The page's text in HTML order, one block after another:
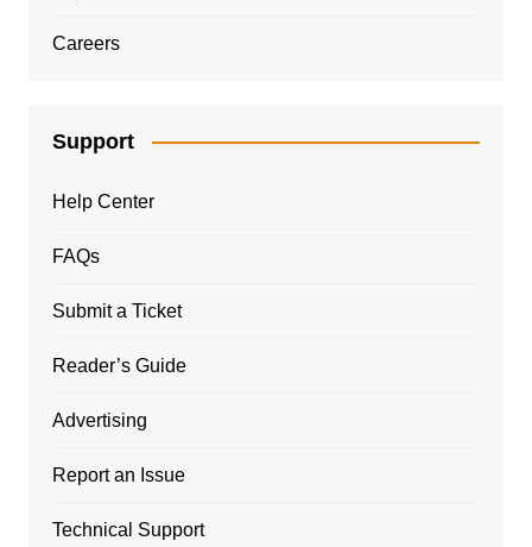
Careers
Support
Help Center
FAQs
Submit a Ticket
Reader’s Guide
Advertising
Report an Issue
Technical Support